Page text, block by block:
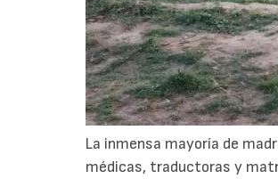
La inmensa mayoría de
médicas, traductoras y